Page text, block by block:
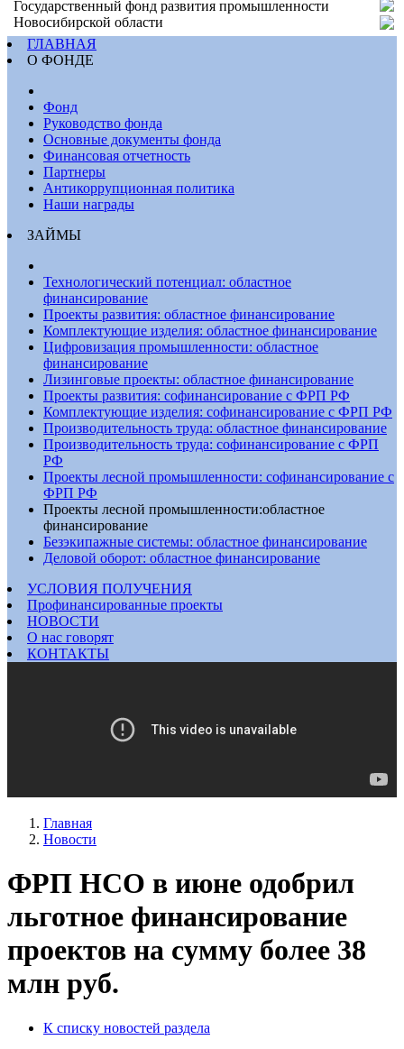
Государственный фонд развития промышленности
Новосибирской области
ГЛАВНАЯ
О ФОНДЕ
Фонд
Руководство фонда
Основные документы фонда
Финансовая отчетность
Партнеры
Антикоррупционная политика
Наши награды
ЗАЙМЫ
Технологический потенциал: областное
финансирование
Проекты развития: областное финансирование
Комплектующие изделия: областное финансирование
Цифровизация промышленности: областное
финансирование
Лизинговые проекты: областное финансирование
Проекты развития: софинансирование с ФРП РФ
Комплектующие изделия: софинансирование с ФРП РФ
Производительность труда: областное финансирование
Производительность труда: софинансирование с ФРП
РФ
Проекты лесной промышленности: софинансирование с
ФРП РФ
Проекты лесной промышленности:областное
финансирование
Безэкипажные системы: областное финансирование
Деловой оборот: областное финансирование
УСЛОВИЯ ПОЛУЧЕНИЯ
Профинансированные проекты
НОВОСТИ
О нас говорят
КОНТАКТЫ
Главная
Новости
ФРП НСО в июне одобрил
льготное финансирование
проектов на сумму более 38
млн руб.
К списку новостей раздела